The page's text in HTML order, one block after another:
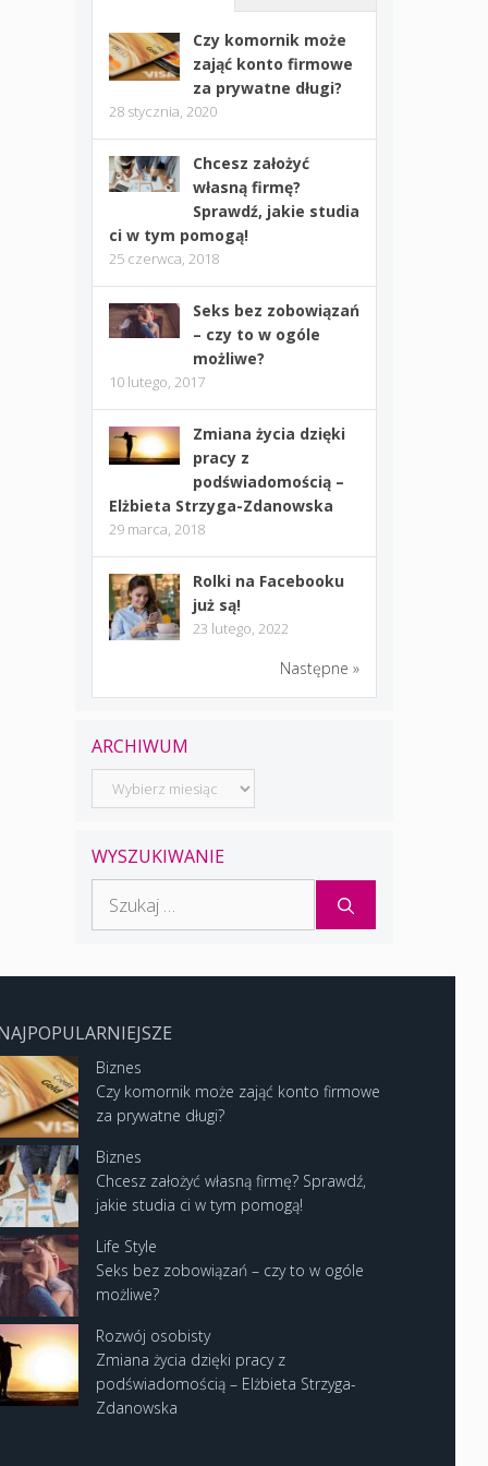
Czy komornik może
zająć konto firmowe
za prywatne długi?
28 stycznia, 2020
Chcesz założyć
własną firmę?
Sprawdź, jakie studia
ci w tym pomogą!
25 czerwca, 2018
Seks bez zobowiązań
– czy to w ogóle
możliwe?
10 lutego, 2017
Zmiana życia dzięki
pracy z
podświadomością –
Elżbieta Strzyga-Zdanowska
29 marca, 2018
Rolki na Facebooku
już są!
23 lutego, 2022
Następne »
ARCHIWUM
Archiwum
WYSZUKIWANIE
Biznes
Czy komornik może zająć konto firmowe
za prywatne długi?
Biznes
Chcesz założyć własną firmę? Sprawdź,
jakie studia ci w tym pomogą!
Life Style
Seks bez zobowiązań – czy to w ogóle
możliwe?
Rozwój osobisty
Zmiana życia dzięki pracy z
podświadomością – Elżbieta Strzyga-
Zdanowska